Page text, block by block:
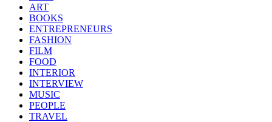
ART
BOOKS
ENTREPRENEURS
FASHION
FILM
FOOD
INTERIOR
INTERVIEW
MUSIC
PEOPLE
TRAVEL